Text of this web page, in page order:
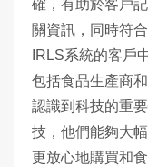
確，有助於客戶
關資訊，同時符
IRLS系統的客戶
包括食品生產商
認識到科技的重
技，他們能夠大
更放心地購買和食